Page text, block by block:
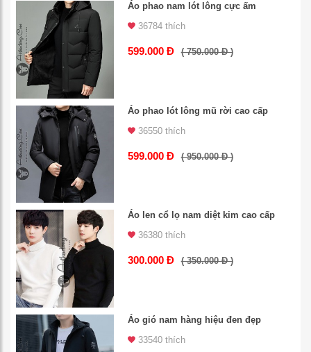
Áo phao nam lót lông cực ấm
36784 thích
599.000 Đ ( 750.000 Đ )
Áo phao lót lông mũ rời cao cấp
36550 thích
599.000 Đ ( 950.000 Đ )
Áo len cổ lọ nam diệt kim cao cấp
36380 thích
300.000 Đ ( 350.000 Đ )
Áo gió nam hàng hiệu đen đẹp
33540 thích